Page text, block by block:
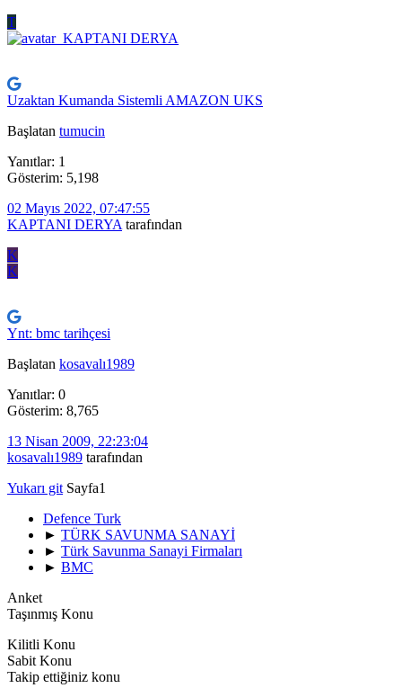
T
Uzaktan Kumanda Sistemli AMAZON UKS
Başlatan tumucin
Yanıtlar: 1
Gösterim: 5,198
02 Mayıs 2022, 07:47:55
KAPTANI DERYA tarafından
K
K
Ynt: bmc tarihçesi
Başlatan kosavalı1989
Yanıtlar: 0
Gösterim: 8,765
13 Nisan 2009, 22:23:04
kosavalı1989 tarafından
Yukarı git Sayfa1
Defence Turk
► TÜRK SAVUNMA SANAYİ
► Türk Savunma Sanayi Firmaları
► BMC
Anket
Taşınmış Konu
Kilitli Konu
Sabit Konu
Takip ettiğiniz konu